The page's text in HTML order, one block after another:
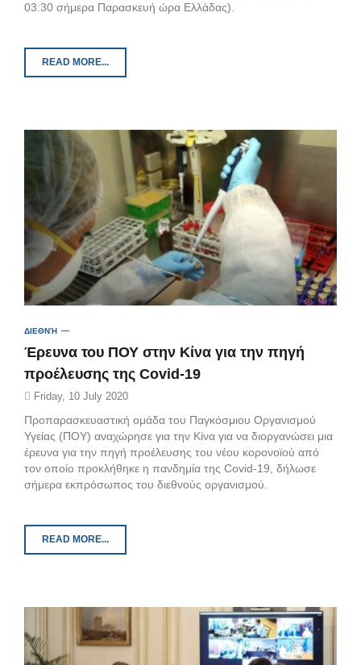
03:30 σήμερα Παρασκευή ώρα Ελλάδας).
READ MORE...
ΔΙΕΘΝΉ
Έρευνα του ΠΟΥ στην Κίνα για την πηγή
προέλευσης της Covid-19
Friday, 10 July 2020
Προπαρασκευαστική ομάδα του Παγκόσμιου Οργανισμού
Υγείας (ΠΟΥ) αναχώρησε για την Κίνα για να διοργανώσει μια
έρευνα για την πηγή προέλευσης του νέου κορονοϊού από
τον οποίο προκλήθηκε η πανδημία της Covid-19, δήλωσε
σήμερα εκπρόσωπος του διεθνούς οργανισμού.
READ MORE...